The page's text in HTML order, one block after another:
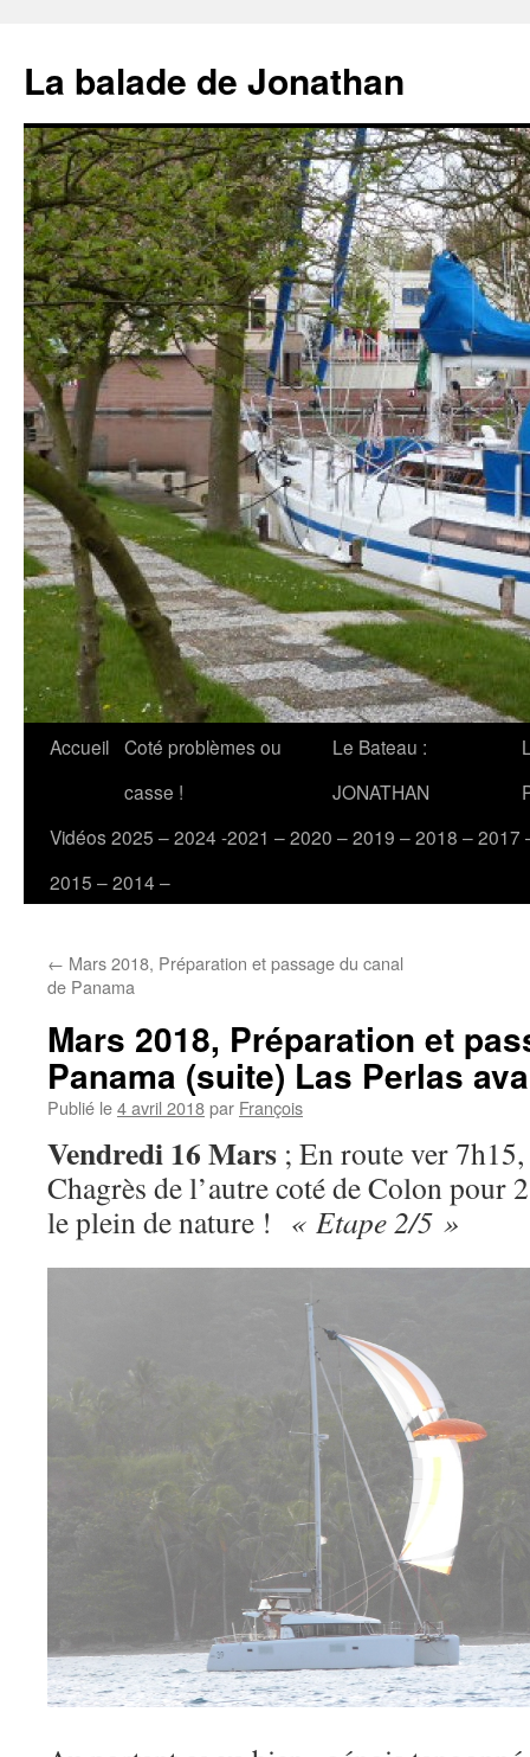
contenu
La balade de Jonathan
Accueil Coté problèmes ou
casse !
Le Bateau :
JONATHAN
Vidéos 2025 – 2024 -2021 – 2020 – 2019 – 2018 – 2017
2015 – 2014 –
← Mars 2018, Préparation et passage du canal
de Panama
Mars 2018, Préparation et
Panama (suite) Las Perlas
Publié le4 avril 2018par François
Vendredi 16 Mars ; En route ver
Chagrès de l’autre coté de Colon pour
le plein de nature ! « Etape 2/5 »